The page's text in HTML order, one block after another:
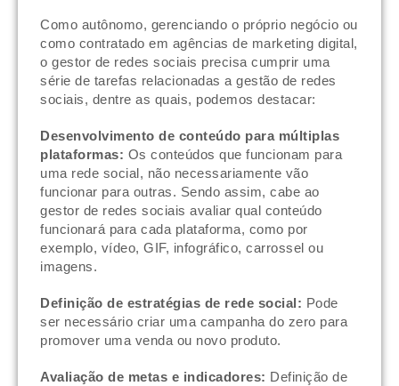
Como autônomo, gerenciando o próprio negócio ou
como contratado em agências de marketing digital,
o gestor de redes sociais precisa cumprir uma
série de tarefas relacionadas a gestão de redes
sociais, dentre as quais, podemos destacar:
Desenvolvimento de conteúdo para múltiplas
plataformas: Os conteúdos que funcionam para
uma rede social, não necessariamente vão
funcionar para outras. Sendo assim, cabe ao
gestor de redes sociais avaliar qual conteúdo
funcionará para cada plataforma, como por
exemplo, vídeo, GIF, infográfico, carrossel ou
imagens.
Definição de estratégias de rede social: Pode
ser necessário criar uma campanha do zero para
promover uma venda ou novo produto.
Avaliação de metas e indicadores: Definição de